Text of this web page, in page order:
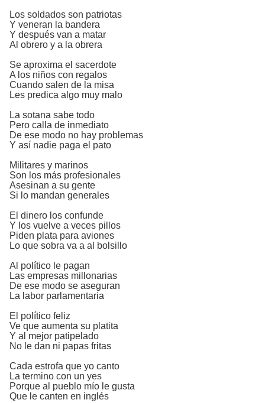
Los soldados son patriotas
Y veneran la bandera
Y después van a matar
Al obrero y a la obrera
Se aproxima el sacerdote
A los niños con regalos
Cuando salen de la misa
Les predica algo muy malo
La sotana sabe todo
Pero calla de inmediato
De ese modo no hay problemas
Y así nadie paga el pato
Militares y marinos
Son los más profesionales
Asesinan a su gente
Si lo mandan generales
El dinero los confunde
Y los vuelve a veces pillos
Piden plata para aviones
Lo que sobra va a al bolsillo
Al político le pagan
Las empresas millonarias
De ese modo se aseguran
La labor parlamentaria
El político feliz
Ve que aumenta su platita
Y al mejor patipelado
No le dan ni papas fritas
Cada estrofa que yo canto
La termino con un yes
Porque al pueblo mío le gusta
Que le canten en inglés